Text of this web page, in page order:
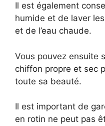
Il est également
humide et de laver
et de l’eau chaude.
Vous pouvez ensuite
chiffon propre et sec
toute sa beauté.
Il est important de
en rotin ne peut pas